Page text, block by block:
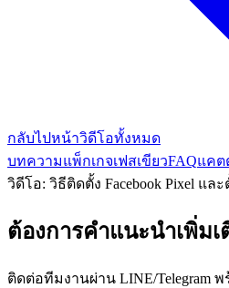
กลับไปหน้าวิดีโอทั้งหมด
บทความแพ็กเกจเฟสเขียวFAQแคต
วิดีโอ: วิธีติดตั้ง Facebook Pixel แล
ต้องการคำแนะนำเพิ่ม
ติดต่อทีมงานผ่าน LINE/Telegram